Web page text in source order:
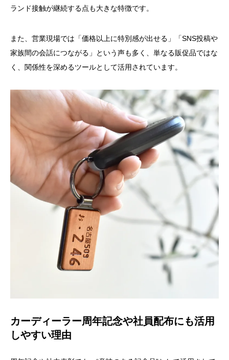
ランド接触が継続する点も大きな特徴です。
また、営業現場では「価格以上に特別感が出せる」「SNS投稿や
家族間の会話につながる」という声も多く、単なる販促品ではな
く、関係性を深めるツールとして活用されています。
カーディーラー周年記念や社員配布にも活用
しやすい理由